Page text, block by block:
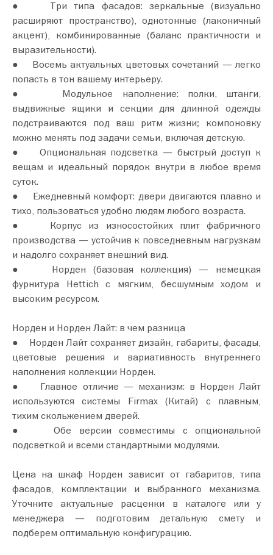
● Три типа фасадов: зеркальные (визуально
расширяют пространство), однотонные (лаконичный
акцент), комбинированные (баланс практичности и
выразительности).
● Восемь актуальных цветовых сочетаний — легко
попасть в тон вашему интерьеру.
● Модульное наполнение: полки, штанги,
выдвижные ящики и секции для длинной одежды
подстраиваются под ваш ритм жизни; компоновку
можно менять под задачи семьи, включая детскую.
● Опциональная подсветка — быстрый доступ к
вещам и идеальный порядок внутри в любое время
суток.
● Ежедневный комфорт: двери двигаются плавно и
тихо, пользоваться удобно людям любого возраста.
● Корпус из износостойких плит фабричного
производства — устойчив к повседневным нагрузкам
и надолго сохраняет внешний вид.
● Норден (базовая коллекция) — немецкая
фурнитура Hettich с мягким, бесшумным ходом и
высоким ресурсом.
Норден и Норден Лайт: в чем разница
● Норден Лайт сохраняет дизайн, габариты, фасады,
цветовые решения и вариативность внутреннего
наполнения коллекции Норден.
● Главное отличие — механизм: в Норден Лайт
используются системы Firmax (Китай) с плавным,
тихим скольжением дверей.
● Обе версии совместимы с опциональной
подсветкой и всеми стандартными модулями.
Цена на шкаф Норден зависит от габаритов, типа
фасадов, комплектации и выбранного механизма.
Уточните актуальные расценки в каталоге или у
менеджера — подготовим детальную смету и
подберем оптимальную конфигурацию.